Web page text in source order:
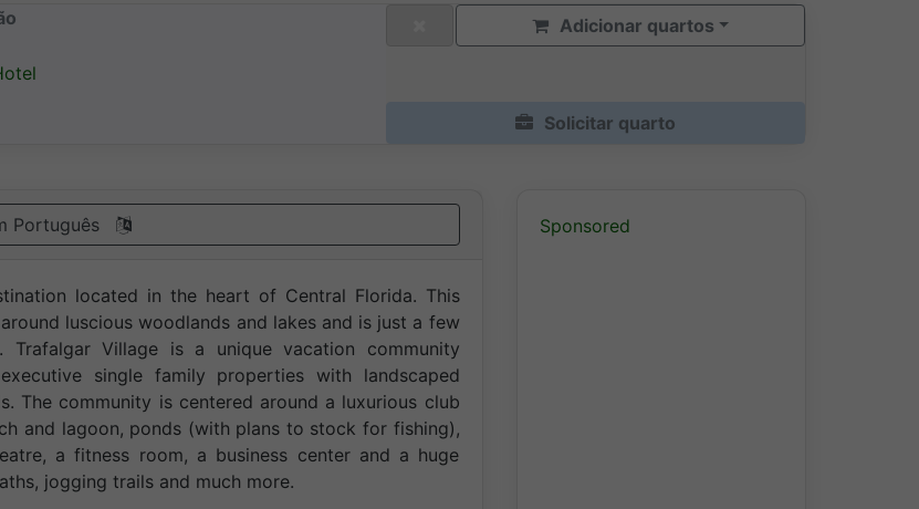
Adicionar quartos
Solicitar quarto
Português
located in the heart of Central Florida. This
luscious woodlands and lakes and is just a few
Village is a unique vacation community
single family properties with landscaped
The community is centered around a luxurious club
and lagoon, ponds (with plans to stock for fishing),
a fitness room, a business center and a huge
jogging trails and much more.
Sponsored